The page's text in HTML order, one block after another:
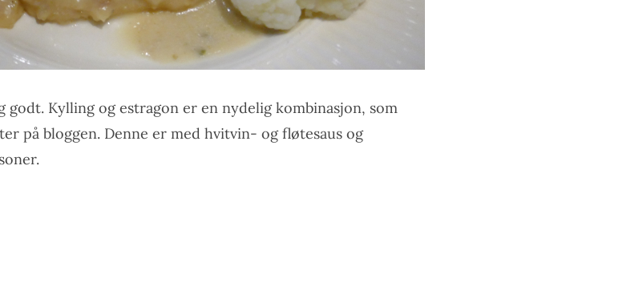
godt. Kylling og estragon er en nydelig kombinasjon, som
på bloggen. Denne er med hvitvin- og fløtesaus og